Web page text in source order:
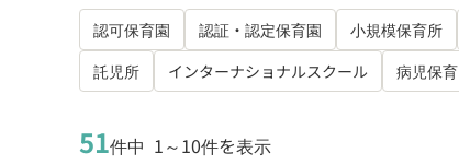
認可保育園 認証・認定保育園 小規模保育所
託児所
インターナショナルスクール 病児保育
51件中 1～10件を表示